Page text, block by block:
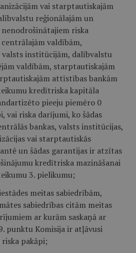
vai starptautiskajām
reģionālajām un
riska
valdībām,
institūcijām, dalībvalstu
valdībām, starptautiskajām
attīstības bankām
kredītriska kapitāla
pieeju piemēro 0
vai riska darījumi, ko šādas
bankas, valsts institūcijas,
vai starptautiskās
un šādas garantijas ir atzītas
kredītriska mazināšanai
3. pielikumu;
meitas sabiedrībām,
sabiedrības citām meitas
ar kurām saskaņā ar
punktu Komisija ir atļāvusi
pakāpi;